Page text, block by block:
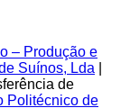
– Produção e
Suínos, Lda
de
Politécnico de